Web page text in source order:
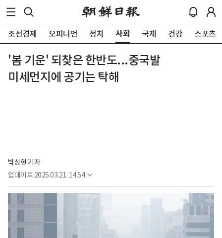
조선경제 오피니언 정치 사회 국제 건강 스포츠
'봄 기운' 되찾은 한반도...중국발
미세먼지에 공기는 탁해
박상현 기자
업데이트 2025.03.21. 14:54